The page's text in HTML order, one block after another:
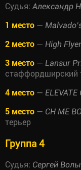
Судья: Александр
1 место —
2 место — High
3 место — Lansur
стаффордширский
4 место — ELEVATE
5 место — CH ME
терьер
Группа 4
Судья: Сергей